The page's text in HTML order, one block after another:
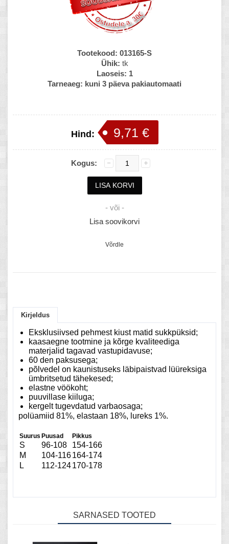
Tootekood: 013165-S
Ühik: tk
Laoseis: 1
Tarneaeg: kuni 3 päeva pakiautomaati
Hind: 9,71 €
Kogus:
- või -
Lisa soovikorvi
Võrdle
Kirjeldus
Eksklusiivsed pehmest kiust matid sukkpüksid;
kaasaegne tootmine ja kõrge kvaliteediga
materjalid tagavad vastupidavuse;
60 den paksusega;
põlvedel on kaunistuseks läbipaistvad lüüreksiga
ümbritsetud tähekesed;
elastne vöökoht;
puuvillase kiiluga;
kergelt tugevdatud varbaosaga;
polüamiid 81%, elastaan 18%, lureks 1%.
Suurus Puusad Pikkus
S 96-108
154-166
M
104-116164-174
L
112-124170-178
SARNASED TOOTED